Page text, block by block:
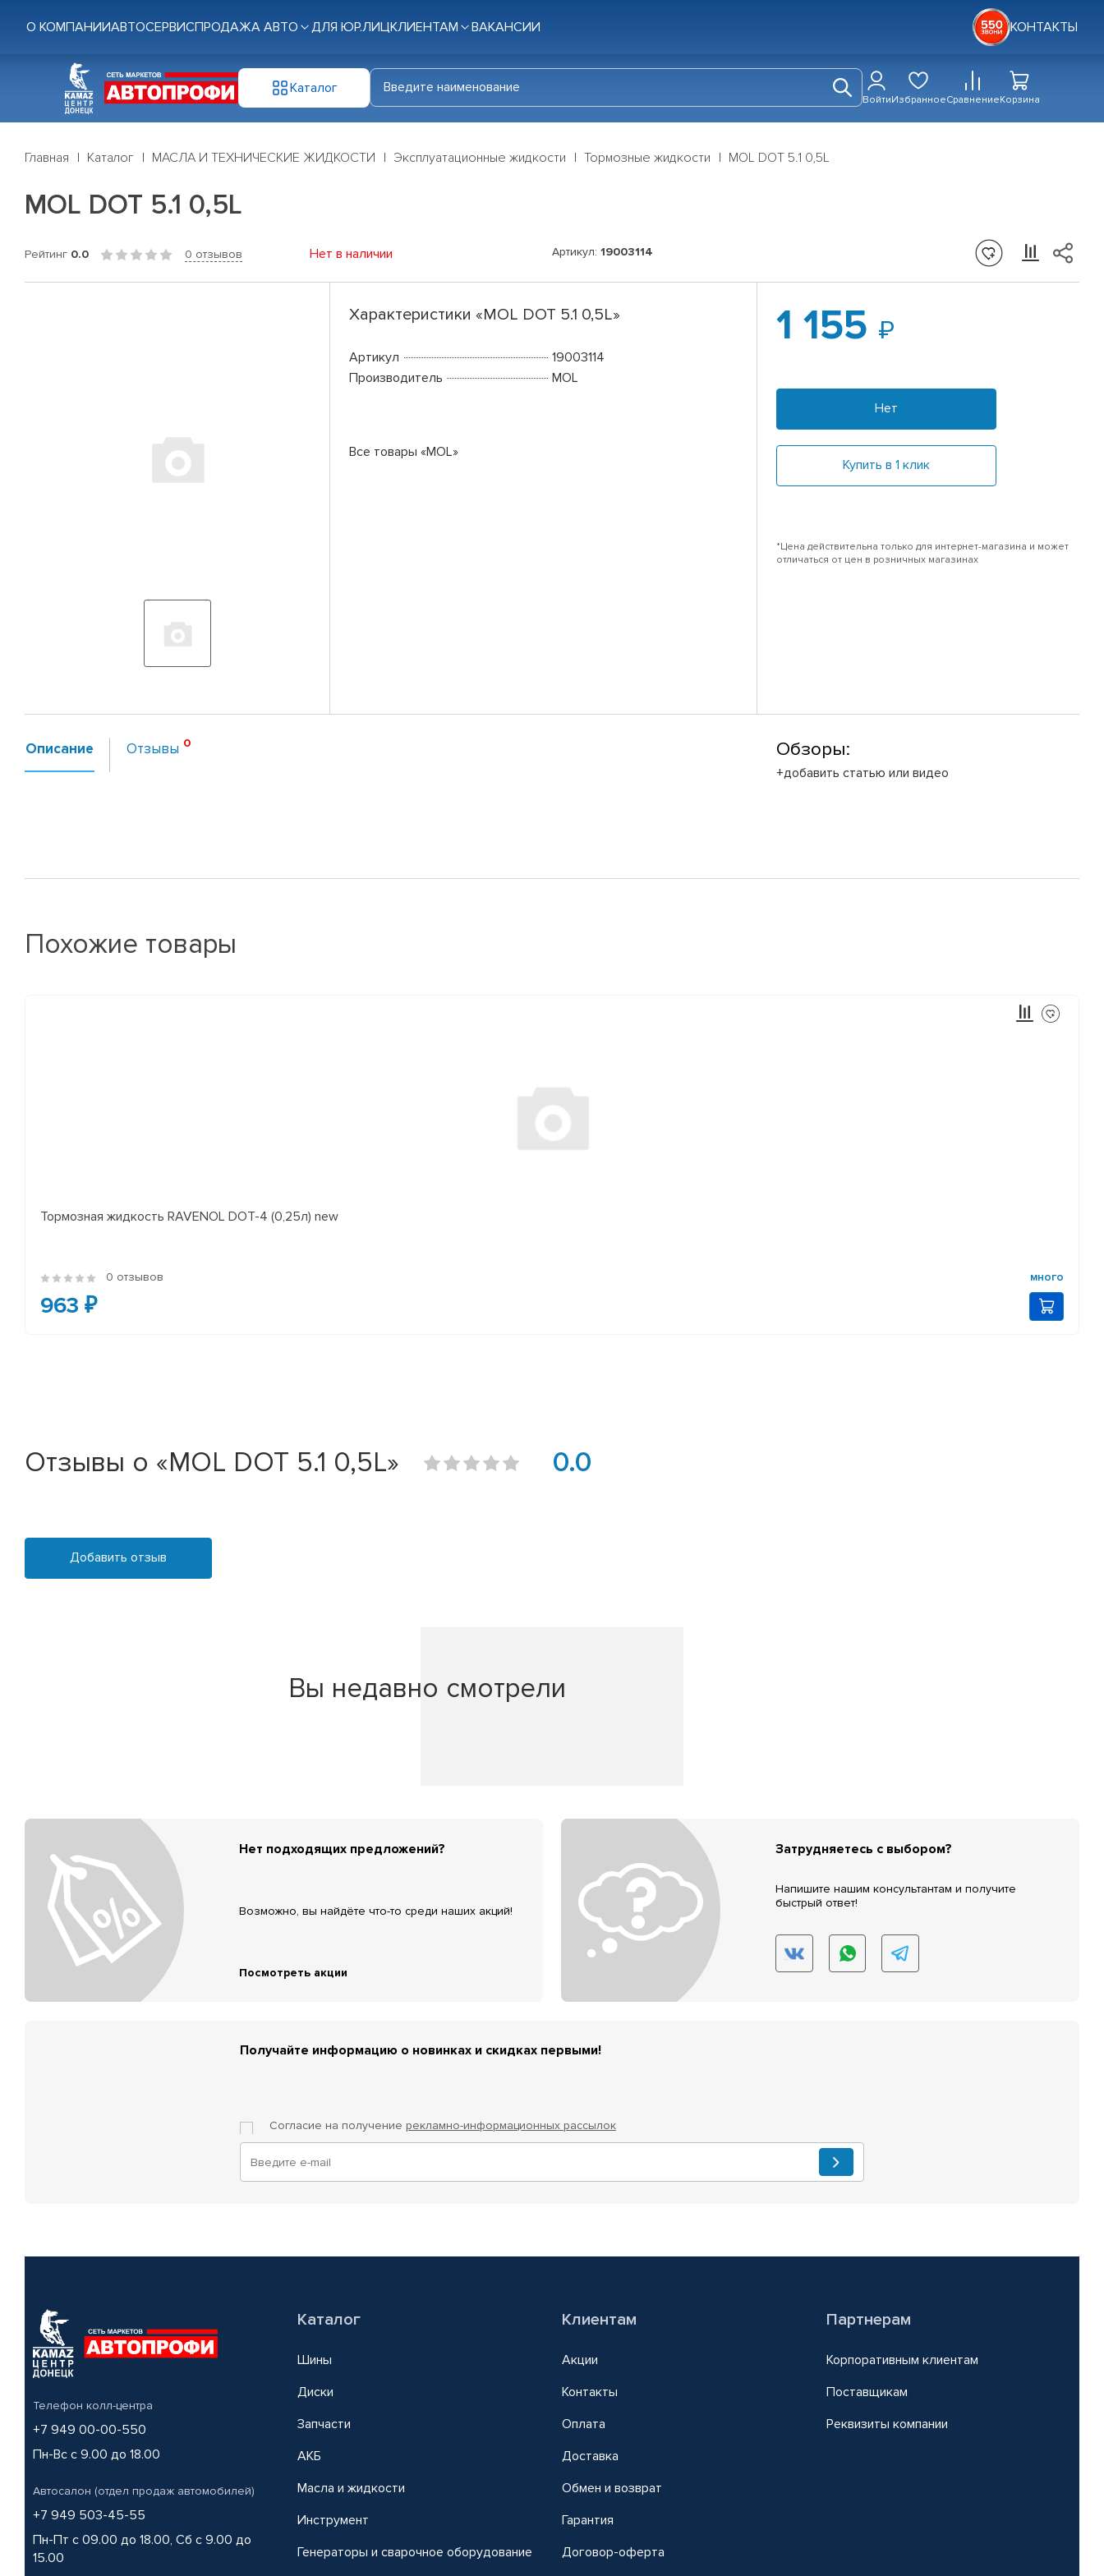
О КОМПАНИИАВТОСЕРВИСПРОДАЖА АВТО ДЛЯ ЮР.ЛИЦКЛИЕНТАМ ВАКАНСИИ КОНТАКТЫ
Каталог
ВойтиИзбранноеСравнениеКорзина
Главная Каталог МАСЛА И ТЕХНИЧЕСКИЕ ЖИДКОСТИ Эксплуатационные жидкости Тормозные жидкости MOL DOT 5.1 0,5L
MOL DOT 5.1 0,5L
Рейтинг 0.0 0 отзывов Нет в наличии Артикул: 19003114
Характеристики «MOL DOT 5.1 0,5L»
Артикул
19003114
Производитель
MOL
Все товары «MOL»
1 155
Нет
Купить в 1 клик
*Цена действительна только для интернет-магазина и может
отличаться от цен в розничных магазинах
Описание Отзывы Обзоры:
+добавить статью или видео
Похожие товары
Тормозная жидкость RAVENOL DOT-4 (0,25л) new
0 отзывов много
963 ₽
Отзывы о «MOL DOT 5.1 0,5L» 0.0
Добавить отзыв
Вы недавно смотрели
Нет подходящих предложений?
Возможно, вы найдёте что-то среди наших акций!
Посмотреть акции
Затрудняетесь с выбором?
Напишите нашим консультантам и получите
быстрый ответ!
Получайте информацию о новинках и скидках первыми!
Согласие на получение рекламно-информационных рассылок
Телефон колл-центра
+7 949 00-00-550
Пн-Вс с 9.00 до 18.00
Автосалон (отдел продаж автомобилей)
+7 949 503-45-55
Пн-Пт с 09.00 до 18.00, Сб с 9.00 до
15.00
Каталог
Шины
Диски
Запчасти
АКБ
Масла и жидкости
Инструмент
Генераторы и сварочное оборудование
Клиентам
Акции
Контакты
Оплата
Доставка
Обмен и возврат
Гарантия
Договор-оферта
Партнерам
Корпоративным клиентам
Поставщикам
Реквизиты компании